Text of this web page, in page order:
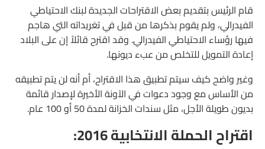
قام الرئيس بتقديم بعض الاقتراحات الجديدة لبنك الاحتياطي
الفيدرالي، ولم يقوم بذكرها من قبل في تغريداته التي هاجم
فيها رؤساء الاحتياطي الفيدرالي. وقد اقترح قائلاً إن على البلاد
إعادة التمويل للتخلص من عبء ديونها.
وغير واضح كيف سيتم تطبيق هذا الاقتراح، أم أنه لن يتم تطبيقه
من الأساس مع وجود دعوات في الآونة الأخيرة لإصدار قائمة
بديون طويلة الأجل، مثل سندات الخزانة لمدة 50 أو 100 عام.
اقتراح الحملة الانتخابية 2016: